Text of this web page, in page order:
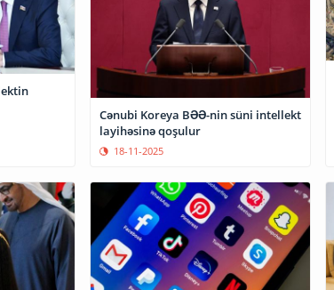
Cənubi Koreya BƏƏ-nin süni intellekt
layihəsinə qoşulur
18-11-2025